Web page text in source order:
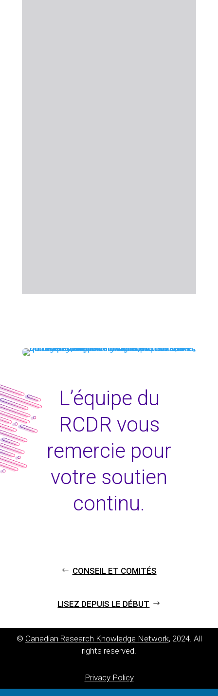
L’équipe du
RCDR vous
remercie pour
votre soutien
continu.
CONSEIL ET COMITÉS
LISEZ DEPUIS LE DÉBUT
© Canadian Research Knowledge Network, 2024. All
rights reserved.
Privacy Policy